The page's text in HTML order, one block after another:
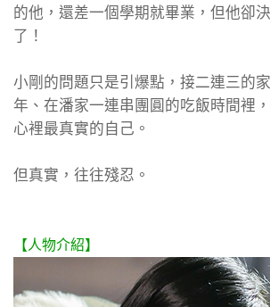
的他，還差一個學期就畢業，但他卻
了！
小剛的問題只是引爆點，接二連三的
年、在潘家一連串團圓的吃飯時間裡
心裡最真實的自己。
但真實，往往殘忍。
【人物介紹】